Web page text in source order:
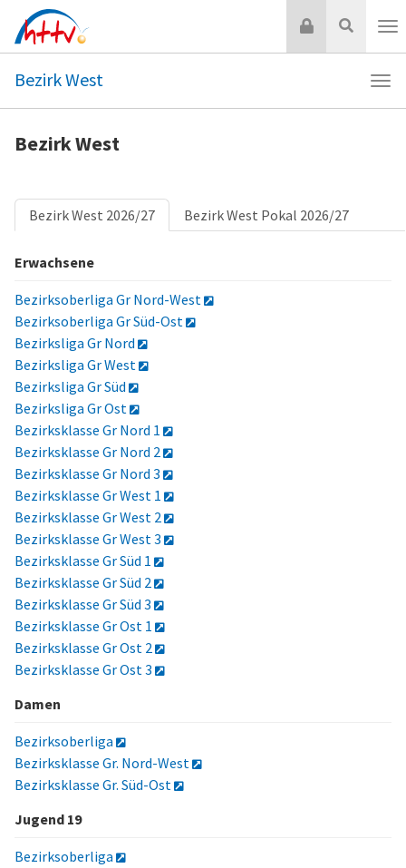
Inhalt
springen
Suche
Login
Bezirk West
Bezirk West
Bezirk West 2026/27 Bezirk West Pokal 2026/27
Erwachsene
Bezirksoberliga Gr Nord-West
Bezirksoberliga Gr Süd-Ost
Bezirksliga Gr Nord
Bezirksliga Gr West
Bezirksliga Gr Süd
Bezirksliga Gr Ost
Bezirksklasse Gr Nord 1
Bezirksklasse Gr Nord 2
Bezirksklasse Gr Nord 3
Bezirksklasse Gr West 1
Bezirksklasse Gr West 2
Bezirksklasse Gr West 3
Bezirksklasse Gr Süd 1
Bezirksklasse Gr Süd 2
Bezirksklasse Gr Süd 3
Bezirksklasse Gr Ost 1
Bezirksklasse Gr Ost 2
Bezirksklasse Gr Ost 3
Damen
Bezirksoberliga
Bezirksklasse Gr. Nord-West
Bezirksklasse Gr. Süd-Ost
Jugend 19
Bezirksoberliga